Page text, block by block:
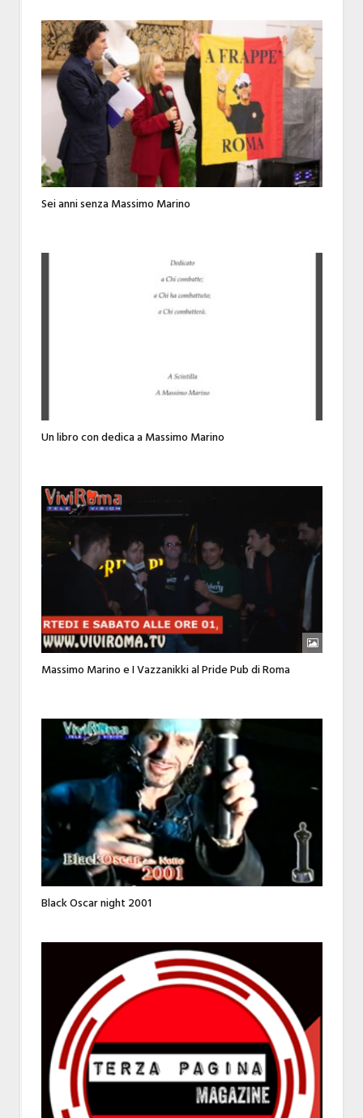
Sei anni senza Massimo Marino
Un libro con dedica a Massimo Marino
Massimo Marino e I Vazzanikki al Pride Pub di Roma
Black Oscar night 2001